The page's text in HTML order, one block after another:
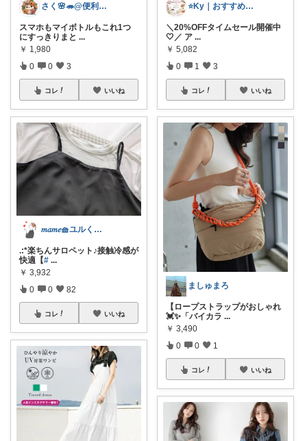
さく🌸🦔@便利でかわいいを探す旅
スマホもマイボトルもこれ1つ
にすっきりまと ...
￥ 1,980
0 0 3
コレ いいね
𝑚𝑎𝑚𝑒🧺ユルく活動中
.:*楽ちんサロペット♪接触冷感が
快適【# ...
￥ 3,932
0 0 82
コレ いいね
⭐️Ky｜おすすめセレクト⭐️
＼20%OFFタイムセール開催中
🤍／ ア ...
￥ 5,082
0 1 3
コレ いいね
ましゅまろ
【ロープストラップがおしゃれ
💓✨「バイカラ ...
￥ 3,490
0 0 1
コレ いいね